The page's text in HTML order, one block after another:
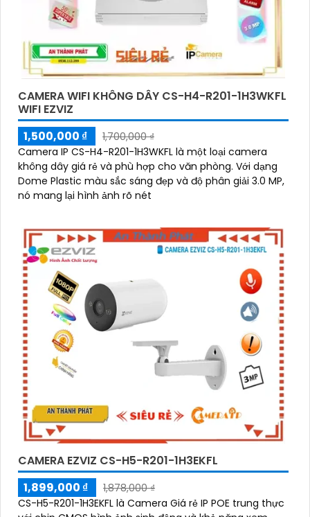
CAMERA WIFI KHÔNG DÂY CS-H4-R201-1H3WKFL
WIFI EZVIZ
1,500,000 ₫
1,700,000 ₫
Camera IP CS-H4-R201-1H3WKFL là một loại camera
không dây giá rẻ và phù hợp cho văn phòng. Với dạng
Dome Plastic màu sắc sáng đẹp và độ phân giải 3.0 MP,
nó mang lại hình ảnh rõ nét
CAMERA EZVIZ CS-H5-R201-1H3EKFL
1,899,000 ₫
1,878,000 ₫
CS-H5-R201-1H3EKFL là Camera Giá rẻ IP POE trung thực